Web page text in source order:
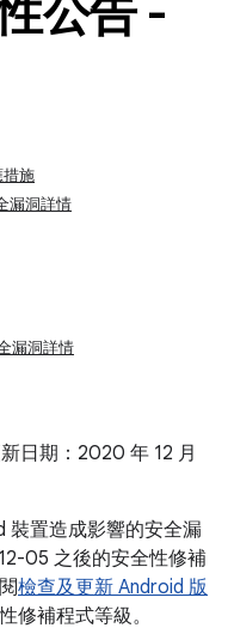
公告 -
施
漏洞詳情
漏洞詳情
日期：2020 年 12 月
裝置造成影響的安全漏
05 之後的安全性修補
檢查及更新 Android 版
修補程式等級。